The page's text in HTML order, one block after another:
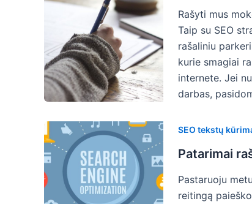
Rašyti mus
Taip su SEO
rašaliniu
kurie smagiai
internete. Jei
darbas,
SEO tekstų
Patarimai
Pastaruoju
reitingą